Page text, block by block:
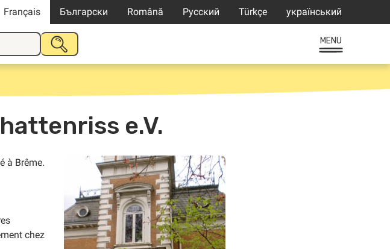
Français Български Română Русский Türkçe український
SOUMETTRE
MENU
e.V.
à Brême.
chez